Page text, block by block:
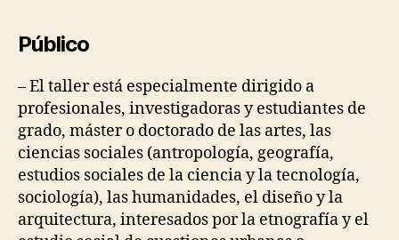
Público
– El taller está especialmente dirigido a
profesionales, investigadoras y estudiantes de
grado, máster o doctorado de las artes, las
ciencias sociales (antropología, geografía,
estudios sociales de la ciencia y la tecnología,
sociología), las humanidades, el diseño y la
arquitectura, interesados por la etnografía y el